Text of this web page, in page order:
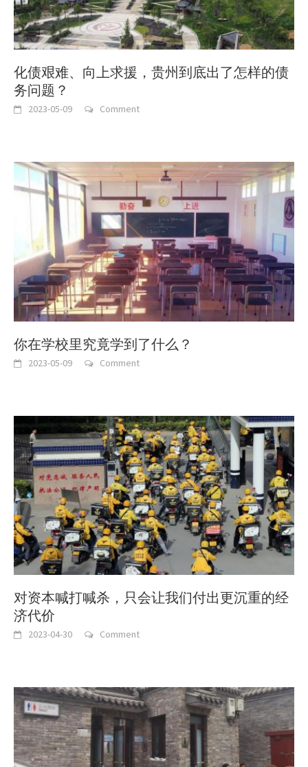
化债艰难、向上求援，贵州到底出了怎样的债
务问题？
2023-05-09 Comment
你在学校里究竟学到了什么？
2023-05-09 Comment
对资本喊打喊杀，只会让我们付出更沉重的经
济代价
2023-04-30 Comment